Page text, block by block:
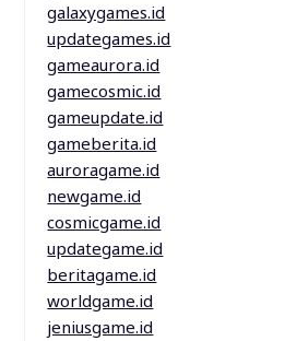
galaxygames.id
updategames.id
gameaurora.id
gamecosmic.id
gameupdate.id
gameberita.id
auroragame.id
newgame.id
cosmicgame.id
updategame.id
beritagame.id
worldgame.id
jeniusgame.id